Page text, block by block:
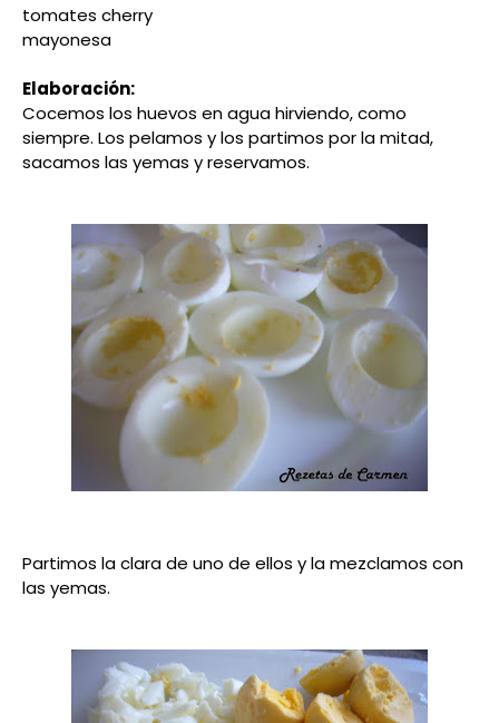
tomates cherry
mayonesa
Elaboración:
Cocemos los huevos en agua hirviendo, como
siempre. Los pelamos y los partimos por la mitad,
sacamos las yemas y reservamos.
Partimos la clara de uno de ellos y la mezclamos con
las yemas.